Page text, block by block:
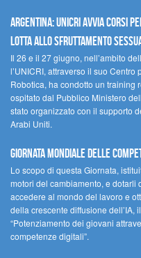
Argentina: UNICRI avvia corsi
lotta allo sfruttamento
Il 26 e il 27 giugno, nell’ambito
l’UNICRI, attraverso il suo Centro
Robotica, ha condotto un training
ospitato dal Pubblico Ministero
stato organizzato con il supporto
Arabi Uniti.
Giornata Mondiale delle
Lo scopo di questa Giornata,
motori del cambiamento, e
accedere al mondo del lavoro e
della crescente diffusione dell’IA,
“Potenziamento dei giovani
competenze digitali”.